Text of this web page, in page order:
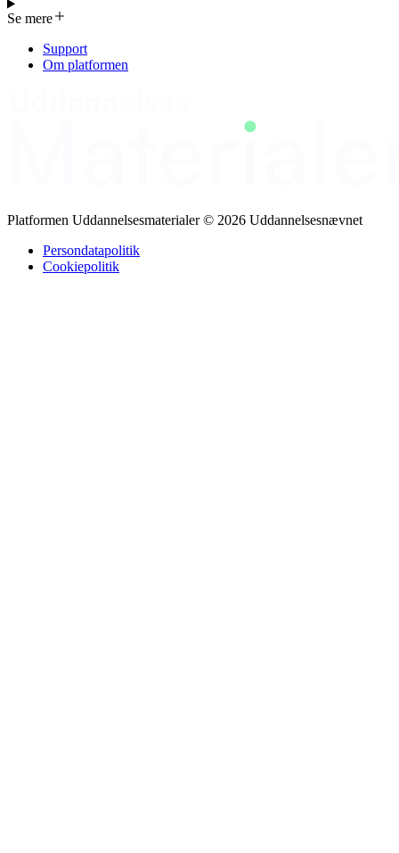
forretningsdrift gennem anvendelse af nøgletal, KPI’er,
SMART‑mål og analyseværktøjer. Indholdet er opdelt i seks
nøgleområder: analyse af nøgletal og lagerstatus, dropshipping,
oversættelse af data til digitale tiltag, Business Model Canvas, Value
Proposition Map og SOSTAC‑model. Uddannelsen forventes at
modeller for at forbedre den digitale drift. Anbefalingen er at bruge
mange virkelige eksempler for at konkretisere læringen.
Se mere
Support
Om platformen
Platformen Uddannelsesmaterialer © 2026 Uddannelsesnævnet
Persondatapolitik
Cookiepolitik